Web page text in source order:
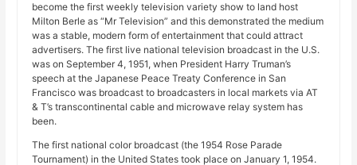
become the first weekly television variety show to land host
Milton Berle as “Mr Television” and this demonstrated the medium
was a stable, modern form of entertainment that could attract
advertisers. The first live national television broadcast in the U.S.
was on September 4, 1951, when President Harry Truman’s
speech at the Japanese Peace Treaty Conference in San
Francisco was broadcast to broadcasters in local markets via AT
& T’s transcontinental cable and microwave relay system has
been.
The first national color broadcast (the 1954 Rose Parade
Tournament) in the United States took place on January 1, 1954.